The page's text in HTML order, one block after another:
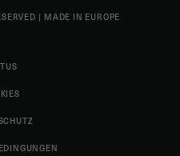
| MADE IN EUROPE